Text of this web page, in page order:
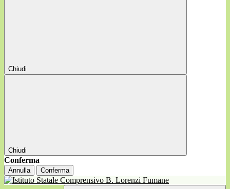
Chiudi
Chiudi
Conferma
Annulla Conferma